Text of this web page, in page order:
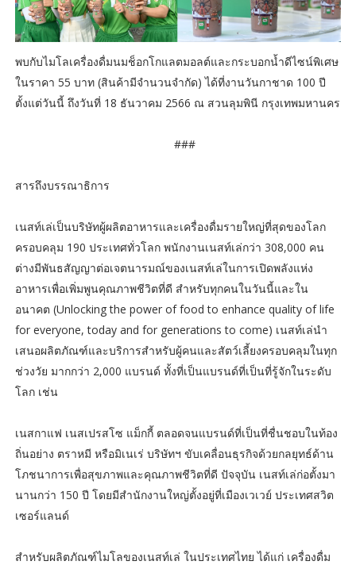
พบกับไมโลเครื่องดื่มนมช็อกโกแลตมอลต์และกระบอกน้ำดีไซน์พิเศษ
ในราคา 55 บาท (สินค้ามีจำนวนจำกัด) ได้ที่งานวันกาชาด 100 ปี
ตั้งแต่วันนี้ ถึงวันที่ 18 ธันวาคม 2566 ณ สวนลุมพินี กรุงเทพมหานคร
###
สารถึงบรรณาธิการ
เนสท์เล่เป็นบริษัทผู้ผลิตอาหารและเครื่องดื่มรายใหญ่ที่สุดของโลก
ครอบคลุม 190 ประเทศทั่วโลก พนักงานเนสท์เล่กว่า 308,000 คน
ต่างมีพันธสัญญาต่อเจตนารมณ์ของเนสท์เล่ในการเปิดพลังแห่ง
อาหารเพื่อเพิ่มพูนคุณภาพชีวิตที่ดี สำหรับทุกคนในวันนี้และใน
อนาคต (Unlocking the power of food to enhance quality of life
for everyone, today and for generations to come) เนสท์เล่นำ
เสนอผลิตภัณฑ์และบริการสำหรับผู้คนและสัตว์เลี้ยงครอบคลุมในทุก
ช่วงวัย มากกว่า 2,000 แบรนด์ ทั้งที่เป็นแบรนด์ที่เป็นที่รู้จักในระดับ
โลก เช่น
เนสกาแฟ เนสเปรสโซ แม็กกี้ ตลอดจนแบรนด์ที่เป็นที่ชื่นชอบในท้อง
ถิ่นอย่าง ตราหมี หรือมิเนเร่ บริษัทฯ ขับเคลื่อนธุรกิจด้วยกลยุทธ์ด้าน
โภชนาการเพื่อสุขภาพและคุณภาพชีวิตที่ดี ปัจจุบัน เนสท์เล่ก่อตั้งมา
นานกว่า 150 ปี โดยมีสำนักงานใหญ่ตั้งอยู่ที่เมืองเวเวย์ ประเทศสวิต
เซอร์แลนด์
สำหรับผลิตภัณฑ์ไมโลของเนสท์เล่ ในประเทศไทย ได้แก่ เครื่องดื่ม